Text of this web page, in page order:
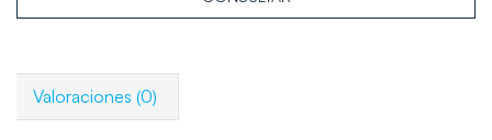
Valoraciones (0)